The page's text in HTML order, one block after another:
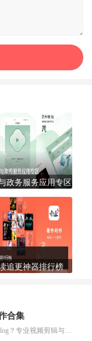
政务服务应用专区
追更神器排行榜
合集
想制作出专业级的短视频或Vlog？专业视频剪辑与特效制作大全专题为你提供了从剪辑、抠像到特效包装的全套解决方案。无论是添加炫酷的片头、进行精准的视频抠图，还是制...